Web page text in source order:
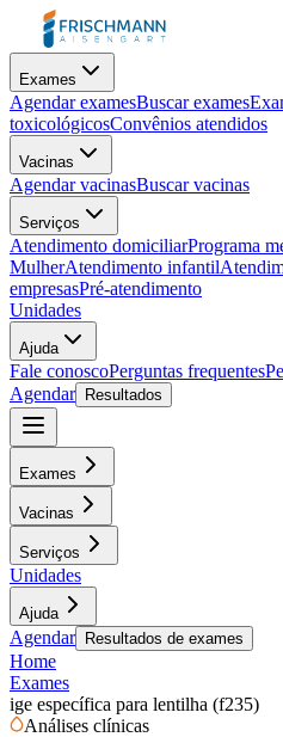
Exames
Agendar examesBuscar exames
toxicológicosConvênios atendidos
Vacinas
Agendar vacinasBuscar vacinas
Serviços
Atendimento domiciliarPrograma
MulherAtendimento infantil
empresasPré-atendimento
Unidades
Ajuda
Fale conoscoPerguntas frequentes
Agendar
Resultados
Exames
Vacinas
Serviços
Unidades
Ajuda
Agendar Resultados de exames
Home
Exames
ige específica para lentilha (f235)
Análises clínicas